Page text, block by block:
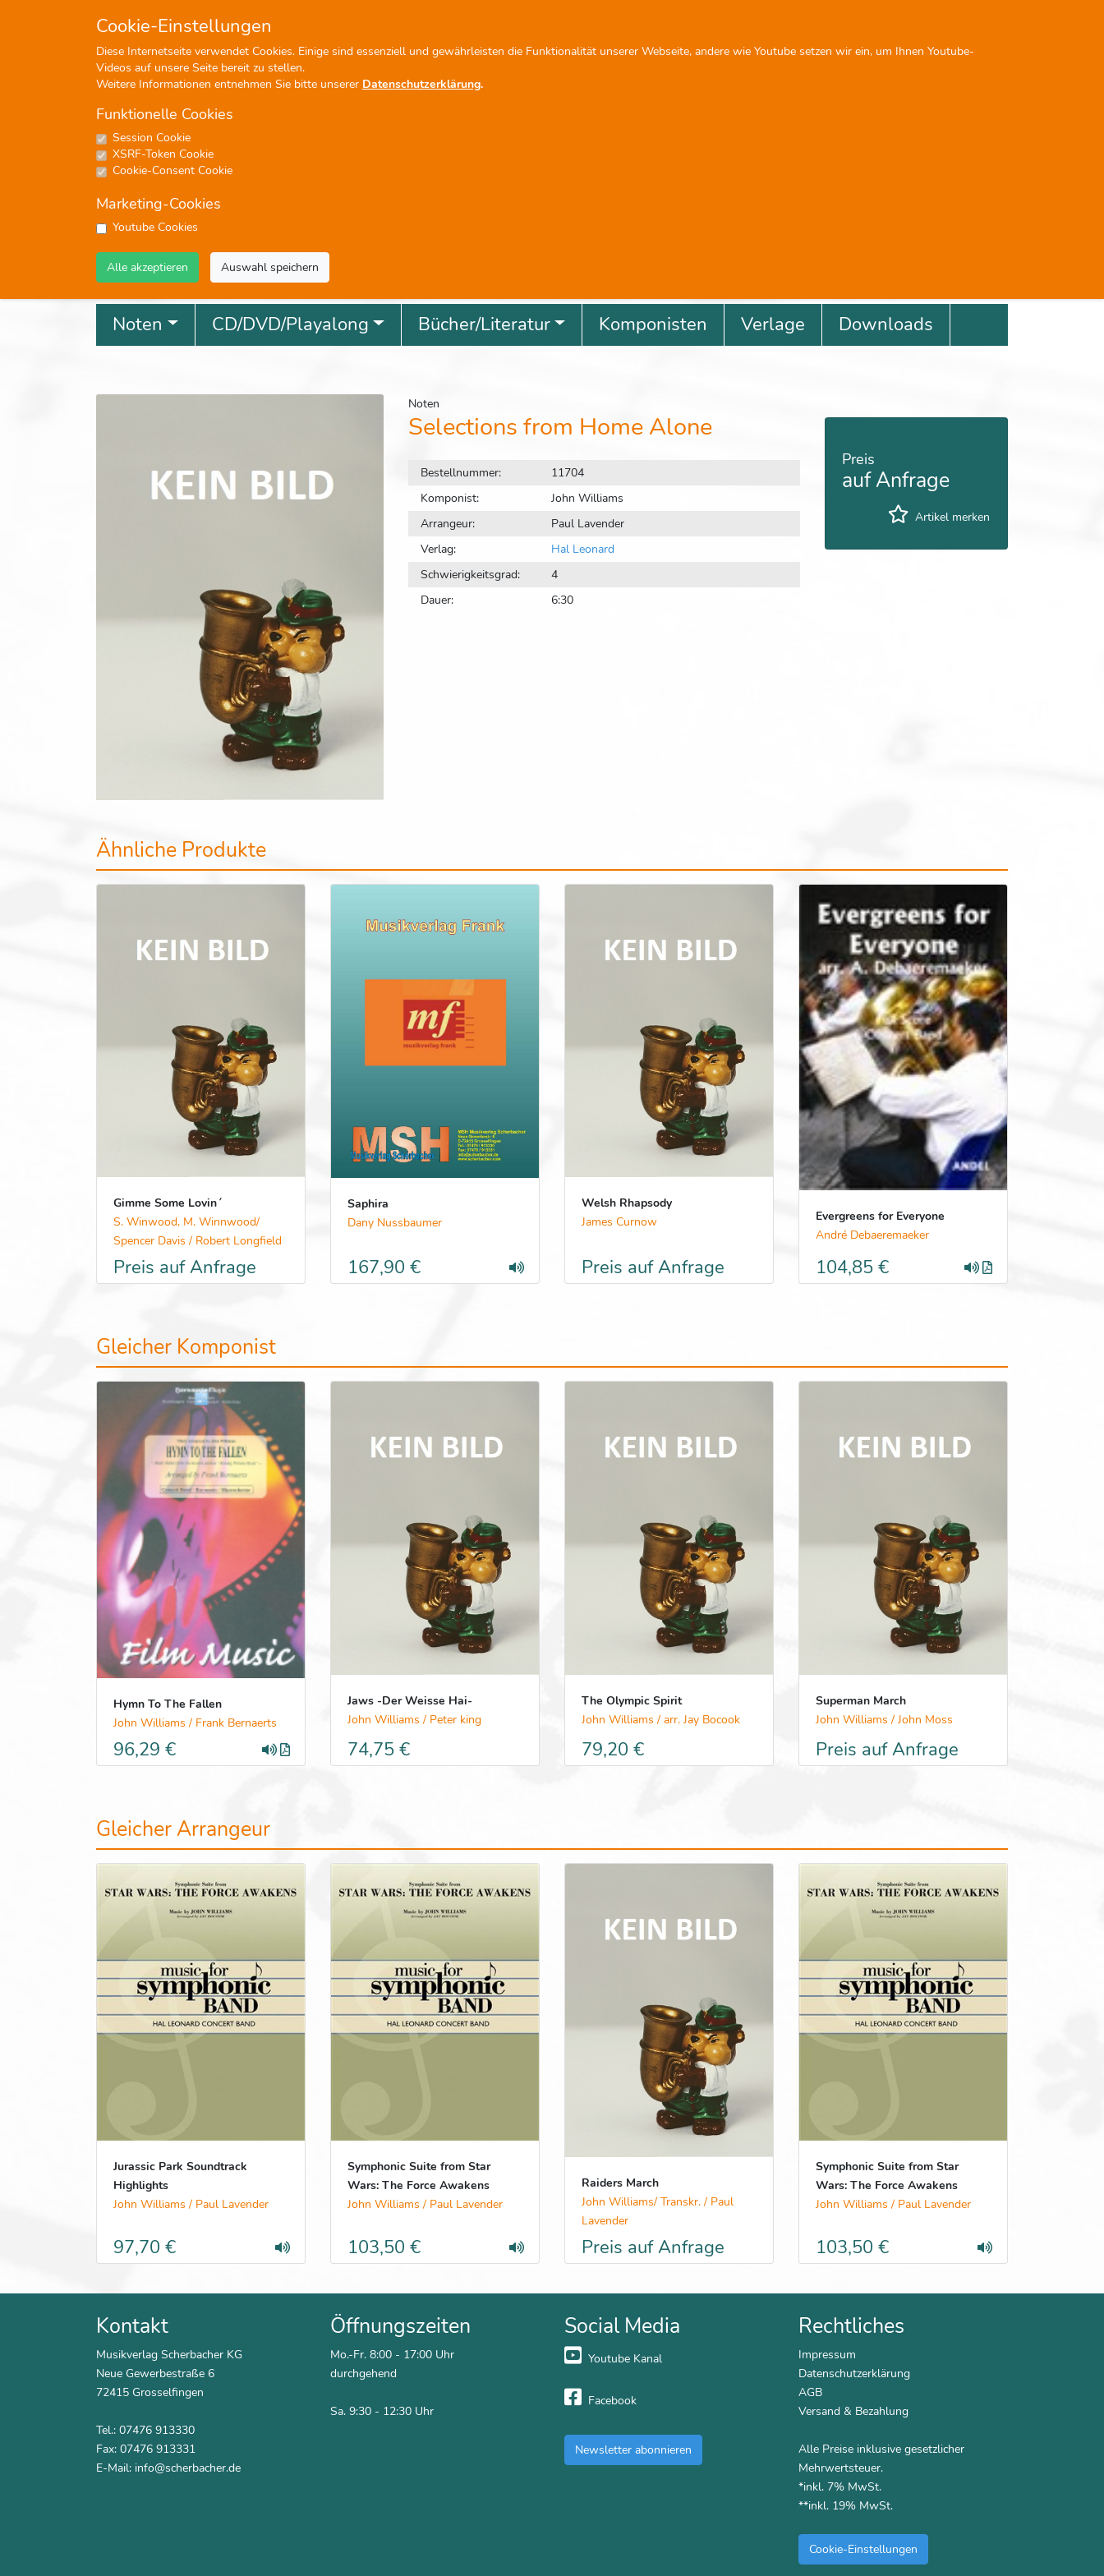
Cookie-Einstellungen
Diese Internetseite verwendet Cookies. Einige sind essenziell und gewährleisten die Funktionalität unserer Webseite, andere wie Youtube setzen wir ein, um Ihnen Youtube-
Videos auf unsere Seite bereit zu stellen.
Weitere Informationen entnehmen Sie bitte unserer Datenschutzerklärung.
Funktionelle Cookies
Session Cookie
XSRF-Token Cookie
Cookie-Consent Cookie
Marketing-Cookies
Youtube Cookies
Alle akzeptieren Auswahl speichern
+49 (0)7476-913330
Profisuche
Noten CD/DVD/Playalong Bücher/Literatur Komponisten Verlage Downloads
Noten
Selections from Home Alone
Bestellnummer:
11704
Komponist:
John Williams
Arrangeur:
Paul Lavender
Verlag:
Hal Leonard
Schwierigkeitsgrad:
4
Dauer:
6:30
Preis
auf Anfrage
Artikel merken
Ähnliche Produkte
Gimme Some Lovin´
S. Winwood, M. Winnwood/
Spencer Davis / Robert Longfield
Preis auf Anfrage
Saphira
Dany Nussbaumer
167,90 €
Welsh Rhapsody
James Curnow
Preis auf Anfrage
Evergreens for Everyone
André Debaeremaeker
104,85 €
Gleicher Komponist
Hymn To The Fallen
John Williams / Frank Bernaerts
96,29 €
Jaws -Der Weisse Hai-
John Williams / Peter king
74,75 €
The Olympic Spirit
John Williams / arr. Jay Bocook
79,20 €
Superman March
John Williams / John Moss
Preis auf Anfrage
Gleicher Arrangeur
Jurassic Park Soundtrack
Highlights
John Williams / Paul Lavender
97,70 €
Symphonic Suite from Star
Wars: The Force Awakens
John Williams / Paul Lavender
103,50 €
Raiders March
John Williams/ Transkr. / Paul
Lavender
Preis auf Anfrage
Symphonic Suite from Star
Wars: The Force Awakens
John Williams / Paul Lavender
103,50 €
Kontakt
Musikverlag Scherbacher KG
Neue Gewerbestraße 6
72415 Grosselfingen
Tel.: 07476 913330
Fax: 07476 913331
E-Mail: info@scherbacher.de
Öffnungszeiten
Mo.-Fr. 8:00 - 17:00 Uhr
durchgehend
Sa. 9:30 - 12:30 Uhr
Social Media
Youtube Kanal
Facebook
Newsletter abonnieren
Rechtliches
Impressum
Datenschutzerklärung
AGB
Versand & Bezahlung
Alle Preise inklusive gesetzlicher
Mehrwertsteuer.
*inkl. 7% MwSt.
**inkl. 19% MwSt.
Cookie-Einstellungen